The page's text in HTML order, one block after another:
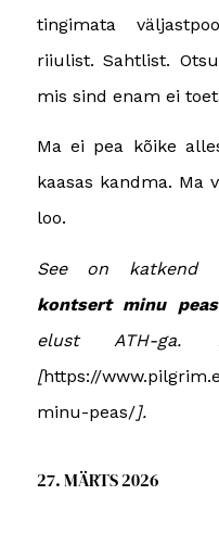
tingimata
riiulist. Sahtlist.
mis sind enam ei
Ma ei pea kõike
kaasas kandma.
loo.
See on katkend
kontsert minu
elust ATH-ga.
[https://
minu-peas/].
27. MÄRTS 2026